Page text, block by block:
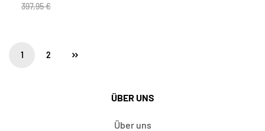
397,95€
1 2
ÜBER UNS
Über uns